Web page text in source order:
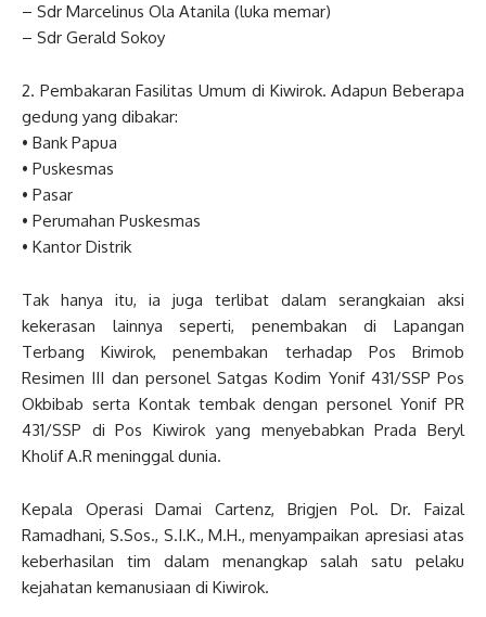
– Sdr Marcelinus Ola Atanila (luka memar)
– Sdr Gerald Sokoy
2. Pembakaran Fasilitas Umum di Kiwirok. Adapun Beberapa
gedung yang dibakar:
• Bank Papua
• Puskesmas
• Pasar
• Perumahan Puskesmas
• Kantor Distrik
Tak hanya itu, ia juga terlibat dalam serangkaian aksi
kekerasan lainnya seperti, penembakan di Lapangan
Terbang Kiwirok, penembakan terhadap Pos Brimob
Resimen III dan personel Satgas Kodim Yonif 431/SSP Pos
Okbibab serta Kontak tembak dengan personel Yonif PR
431/SSP di Pos Kiwirok yang menyebabkan Prada Beryl
Kholif A.R meninggal dunia.
Kepala Operasi Damai Cartenz, Brigjen Pol. Dr. Faizal
Ramadhani, S.Sos., S.I.K., M.H., menyampaikan apresiasi atas
keberhasilan tim dalam menangkap salah satu pelaku
kejahatan kemanusiaan di Kiwirok.